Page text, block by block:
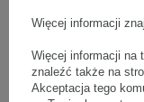
Komplet szarych
Wymiary
wysokość)
Opakowanie
Więcej informacji
Więcej informacji na
znaleźć także na
Akceptacja tego